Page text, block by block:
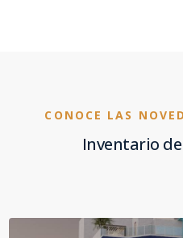
CONOCE LAS
Inventario